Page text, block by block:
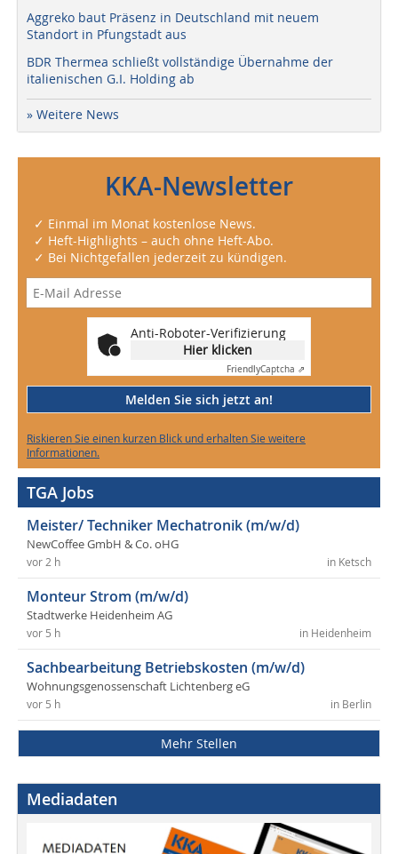
Aggreko baut Präsenz in Deutschland mit neuem
Standort in Pfungstadt aus
BDR Thermea schließt vollständige Übernahme der
italienischen G.I. Holding ab
» Weitere News
KKA-Newsletter
✓ Einmal im Monat kostenlose News.
✓ Heft-Highlights – auch ohne Heft-Abo.
✓ Bei Nichtgefallen jederzeit zu kündigen.
Anti-Roboter-Verifizierung
Hier klicken
FriendlyCaptcha ⇗
Melden Sie sich jetzt an!
Riskieren Sie einen kurzen Blick und erhalten Sie weitere
Informationen.
TGA Jobs
Meister/ Techniker Mechatronik (m/w/d)
NewCoffee GmbH & Co. oHG
in Ketsch
vor 2 h
Monteur Strom (m/w/d)
Stadtwerke Heidenheim AG
in Heidenheim
vor 5 h
Sachbearbeitung Betriebskosten (m/w/d)
Wohnungsgenossenschaft Lichtenberg eG
in Berlin
vor 5 h
Mehr Stellen
Mediadaten